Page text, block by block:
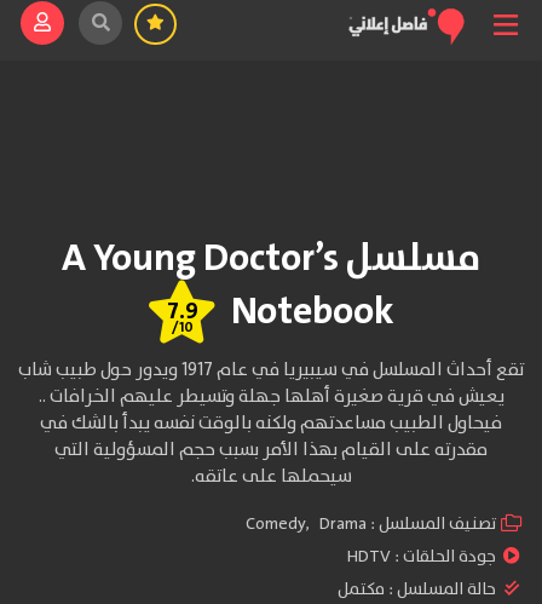
مسلسل A Young Doctor’s
Notebook
7.9
/10
تقع أحداث المسلسل في سيبيريا في عام 1917 ويدور حول طبيب شاب
يعيش في قرية صغيرة أهلها جهلة وتسيطر عليهم الخرافات ..
فيحاول الطبيب مساعدتهم ولكنه بالوقت نفسه يبدأ بالشك في
مقدرته على القيام بهذا الأمر بسبب حجم المسؤولية التي
سيحملها على عاتقه.
تصنيف المسلسل : Comedy, Drama
جودة الحلقات :HDTV
حالة المسلسل : مكتمل